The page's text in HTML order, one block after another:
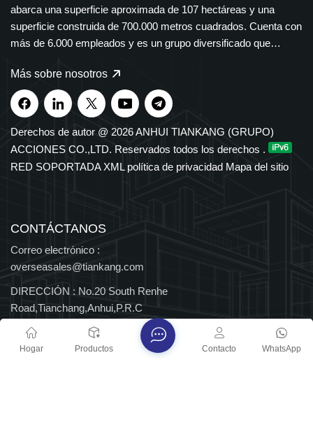
abarca una superficie aproximada de 107 hectáreas y una
superficie construida de 700.000 metros cuadrados. Cuenta con
más de 6.000 empleados y es un grupo diversificado que
instrumentos y medidores, cables ópticos, productos médicos y
farmacéuticos, equipos eléctricos inteligentes y bandejas de
cables de polímero. Nuestros productos se utilizan ampliamente
en los sectores petroquímico, eléctrico, de transporte y de
nuevas energías. El Grupo cuenta con derechos de importación
y exportación independientes y ha sido reconocido durante
múltiples distinciones provinciales y nacionales.
Más sobre nosotros
Derechos de autor @ 2026 ANHUI TIANKANG (GRUPO)
ACCIONES CO.,LTD. Reservados todos los derechos .
RED SOPORTADA XML política de privacidad Mapa del sitio
CONTÁCTANOS
Correo electrónico :
overseasales@tiankang.com
DIRECCIÓN : No.20 South Renhe
Road,Tianchang,Anhui,P.R.C
Derechos de autor @ 2026 ANHUI TIANKANG (GRUPO)
Hogar Productos WhatsApp
Contacto